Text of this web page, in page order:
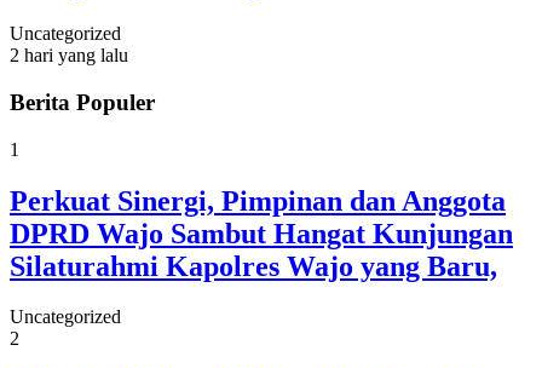
Uncategorized
2 hari yang lalu
Berita Populer
1
Perkuat Sinergi, Pimpinan dan Anggota
DPRD Wajo Sambut Hangat Kunjungan
Silaturahmi Kapolres Wajo yang Baru,
Uncategorized
2